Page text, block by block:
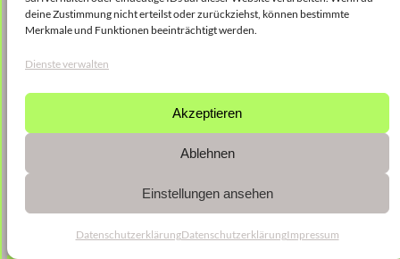
deine Zustimmung nicht erteilst oder zurückziehst, können bestimmte
Merkmale und Funktionen beeinträchtigt werden.
Dienste verwalten
Akzeptieren
Ablehnen
Einstellungen ansehen
DatenschutzerklärungDatenschutzerklärungImpressum